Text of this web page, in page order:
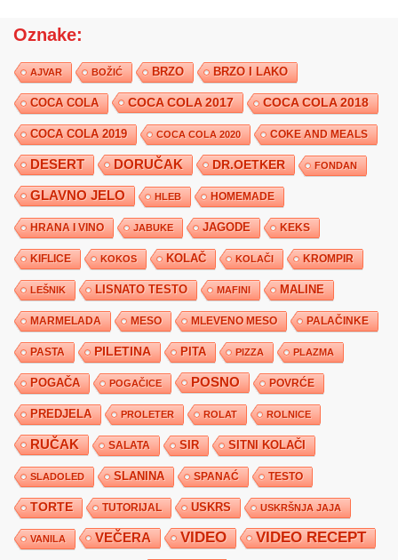
Oznake:
AJVAR BOŽIĆ BRZO BRZO I LAKO
COCA COLA COCA COLA 2017 COCA COLA 2018
COCA COLA 2019 COCA COLA 2020 COKE AND MEALS
DESERT DORUČAK DR.OETKER FONDAN
GLAVNO JELO HLEB HOMEMADE
HRANA I VINO JABUKE JAGODE KEKS
KIFLICE KOKOS KOLAČ KOLAČI KROMPIR
LEŠNIK LISNATO TESTO MAFINI MALINE
MARMELADA MESO MLEVENO MESO PALAČINKE
PASTA PILETINA PITA PIZZA PLAZMA
POGAČA POGAČICE POSNO POVRĆE
PREDJELA PROLETER ROLAT ROLNICE
RUČAK SALATA SIR SITNI KOLAČI
SLADOLED SLANINA SPANAĆ TESTO
TORTE TUTORIJAL USKRS USKRŠNJA JAJA
VANILA VEČERA VIDEO VIDEO RECEPT